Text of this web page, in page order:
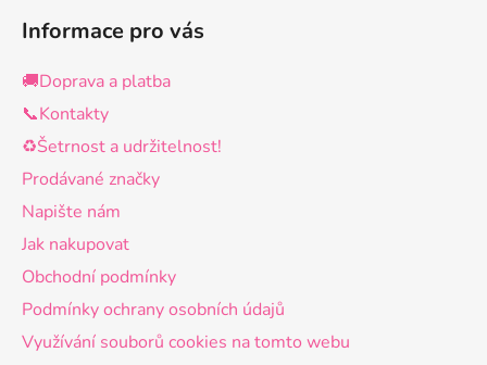
Informace pro vás
🚚Doprava a platba
📞Kontakty
♻️Šetrnost a udržitelnost!
Prodávané značky
Napište nám
Jak nakupovat
Obchodní podmínky
Podmínky ochrany osobních údajů
Využívání souborů cookies na tomto webu